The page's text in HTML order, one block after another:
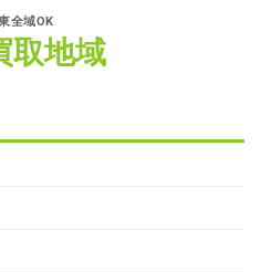
全域OK
取地域